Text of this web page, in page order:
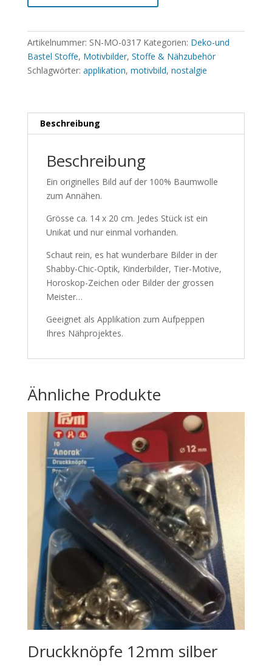
Artikelnummer: SN-MO-0317 Kategorien: Deko-und
Bastel Stoffe, Motivbilder, Stoffe & Nähzubehör
Schlagwörter: applikation, motivbild, nostalgie
Beschreibung
Beschreibung
Ein originelles Bild auf der 100% Baumwolle
zum Annähen.
Grösse ca. 14 x 20 cm. Jedes Stück ist ein
Unikat und nur einmal vorhanden.
Schaut rein, es hat wunderbare Bilder in der
Shabby-Chic-Optik, Kinderbilder, Tier-Motive,
Horoskop-Zeichen oder Bilder der grossen
Meister…
Geeignet als Applikation zum Aufpeppen
Ihres Nähprojektes.
Ähnliche Produkte
Druckknöpfe 12mm silber